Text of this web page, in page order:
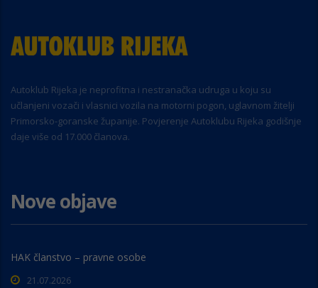
Autoklub Rijeka je neprofitna i nestranačka udruga u koju su
učlanjeni vozači i vlasnici vozila na motorni pogon, uglavnom žitelji
Primorsko-goranske županije. Povjerenje Autoklubu Rijeka godišnje
daje više od 17.000 članova.
Nove objave
HAK članstvo – pravne osobe
21.07.2026